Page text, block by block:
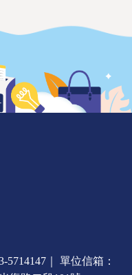
5714147｜ 單位信箱：